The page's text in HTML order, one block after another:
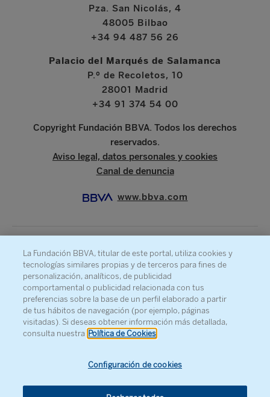
Pza. San Nicolás, 4
48005 Bilbao
+34 94 487 56 26
Palacio del Marqués de Salamanca
P.º de Recoletos, 10
28001 Madrid
+34 91 374 54 00
Copyright Fundación BBVA. Todos los derechos
reservados.
Aviso legal, datos personales y cookies
Canal de denuncia
www.bbva.com
SOBRE LA FUNDACIÓN
PRENSA
MAPA WEB
AGENDA
CONTACTO
La Fundación BBVA, titular de este portal, utiliza cookies y
tecnologías similares propias y de terceros para fines de
personalización, analíticos, de publicidad
comportamental o publicidad relacionada con tus
preferencias sobre la base de un perfil elaborado a partir
de tus hábitos de navegación (por ejemplo, páginas
visitadas). Si deseas obtener información más detallada,
consulta nuestra Política de Cookies
Configuración de cookies